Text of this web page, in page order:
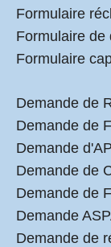
Formulaire
Formulaire de
Formulaire
Demande de
Demande de
Demande
Demande de
Demande de
Demande
Demande de